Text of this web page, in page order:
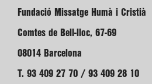
Fundació Missatge Humà i Cristià
Comtes de Bell-lloc, 67-69
08014 Barcelona
T. 93 409 27 70 / 93 409 28 10